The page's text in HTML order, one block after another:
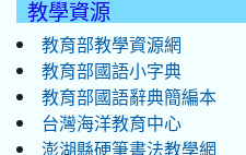
教學資源
教育部教學資源網
教育部國語小字典
教育部國語辭典簡編本
台灣海洋教育中心
澎湖縣硬筆書法教學網